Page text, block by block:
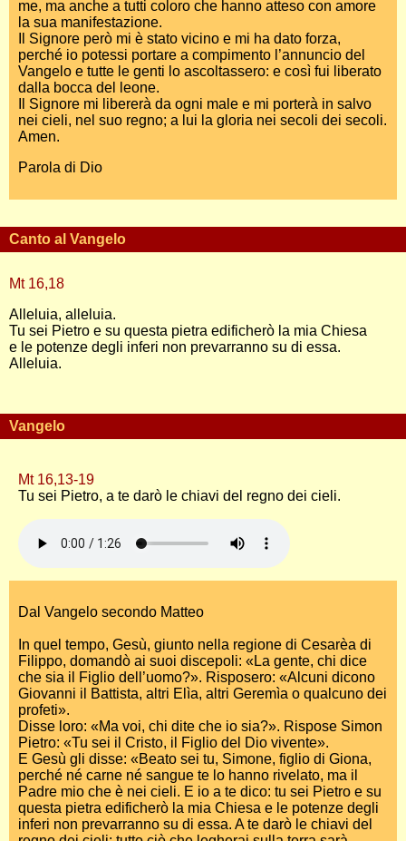
me, ma anche a tutti coloro che hanno atteso con amore
la sua manifestazione.
Il Signore però mi è stato vicino e mi ha dato forza,
perché io potessi portare a compimento l’annuncio del
Vangelo e tutte le genti lo ascoltassero: e così fui liberato
dalla bocca del leone.
Il Signore mi libererà da ogni male e mi porterà in salvo
nei cieli, nel suo regno; a lui la gloria nei secoli dei secoli.
Amen.
Parola di Dio
Canto al Vangelo
Mt 16,18
Alleluia, alleluia.
Tu sei Pietro e su questa pietra edificherò la mia Chiesa
e le potenze degli inferi non prevarranno su di essa.
Alleluia.
Vangelo
Mt 16,13-19
Tu sei Pietro, a te darò le chiavi del regno dei cieli.
Dal Vangelo secondo Matteo
In quel tempo, Gesù, giunto nella regione di Cesarèa di
Filippo, domandò ai suoi discepoli: «La gente, chi dice
che sia il Figlio dell’uomo?». Risposero: «Alcuni dicono
Giovanni il Battista, altri Elìa, altri Geremìa o qualcuno dei
profeti».
Disse loro: «Ma voi, chi dite che io sia?». Rispose Simon
Pietro: «Tu sei il Cristo, il Figlio del Dio vivente».
E Gesù gli disse: «Beato sei tu, Simone, figlio di Giona,
perché né carne né sangue te lo hanno rivelato, ma il
Padre mio che è nei cieli. E io a te dico: tu sei Pietro e su
questa pietra edificherò la mia Chiesa e le potenze degli
inferi non prevarranno su di essa. A te darò le chiavi del